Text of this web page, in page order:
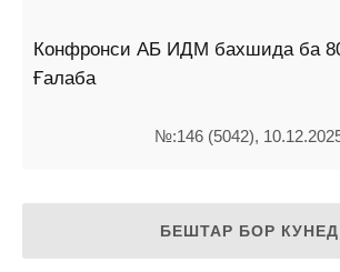
Конфронси АБ ИДМ бахшида ба
Ғалаба
№:146 (5042),
БЕШТАР БОР КУНЕД